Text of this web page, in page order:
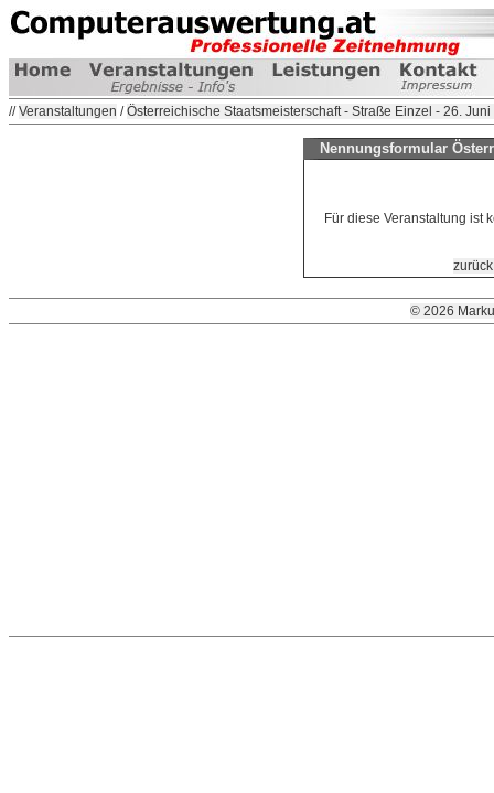
//Veranstaltungen /Österreichische Staatsmeisterschaft - Straße Einzel - 26. Juni
Nennungsformular
Für diese Veranstaltung ist
© 2026